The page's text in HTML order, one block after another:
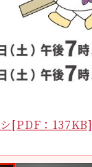
[PDF：137KB]